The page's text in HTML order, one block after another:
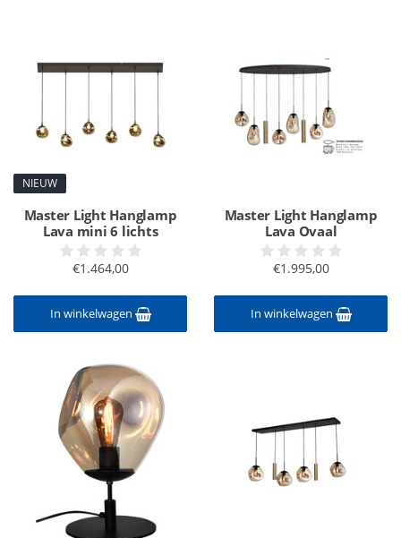
NIEUW
Master Light Hanglamp
Lava mini 6 lichts
€1.464,00
In winkelwagen
Master Light Hanglamp
Lava Ovaal
€1.995,00
In winkelwagen